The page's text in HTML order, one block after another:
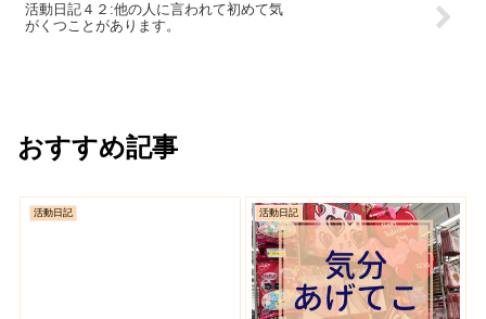
活動日記４２:他の人に言われて初めて気
がくつことがあります。
おすすめ記事
活動日記 活動日記